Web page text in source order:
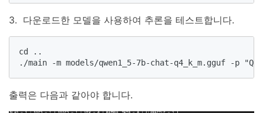
3. 다운로드한 모델을 사용하여 추론을 테스트합니다.
cd ..
./main -m models/qwen1_5-7b-chat-q4_k_m.gguf -p
출력은 다음과 같아야 합니다.